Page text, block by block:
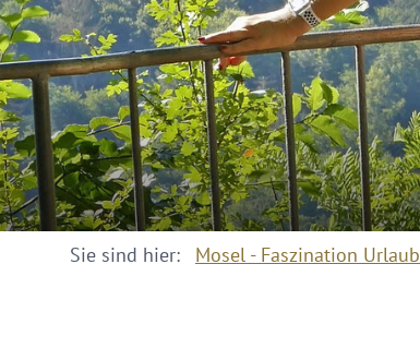
Sie sind hier: Mosel - Faszination Urlaub